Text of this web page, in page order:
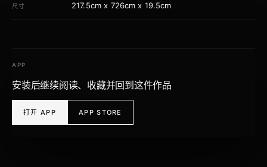
尺寸 217.5cm x 726cm x 19.5cm
APP
安装后继续阅读、收藏并回到这件作品
打开 APP APP STORE